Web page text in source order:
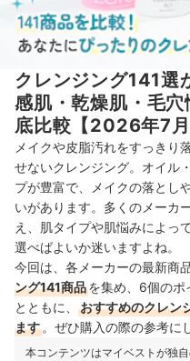
クレンジング141選
感肌・乾燥肌・毛
底比較【2026年7月
メイクや皮脂汚れをすっきり
せないクレンジング。オイル
プが豊富で、メイクの落とし
いがあります。多くのメーカ
え、肌タイプや肌悩みによっ
選べばよいか迷いますよね。
今回は、各メーカーの最新商
ング141商品を集め、6個のポ
とともに、
おすすめのクレン
ます 。ぜひ購入の際の参考に
本コンテンツはマイベストが独